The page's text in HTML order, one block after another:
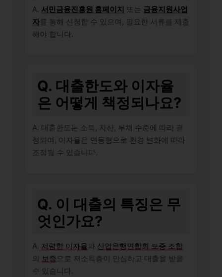
A. 서민금융진흥원 홈페이지 또는 금융지원사업
자를 통해 신청할 수 있으며, 필요한 서류를 제출
해야 합니다.
Q. 대출한도와 이자율
은 어떻게 책정되나요?
A. 대출한도는 소득, 자산, 부채 수준에 따라 결
정되며, 이자율은 연동형으로 환경 변화에 따라
조정될 수 있습니다.
Q. 이 대출의 특징은 무
엇인가요?
A. 저렴한 이자율과 산업은행연합회 보증 조합
의
보증 으로 저소득층이 안심하고 대출을 받을
수 있습니다.